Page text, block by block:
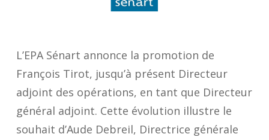
L’EPA Sénart annonce la promotion de
François Tirot, jusqu’à présent Directeur
adjoint des opérations, en tant que Directeur
général adjoint. Cette évolution illustre le
souhait d’Aude Debreil, Directrice générale